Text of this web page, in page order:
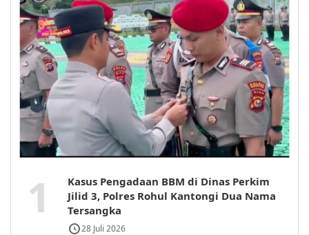
1
Kasus Pengadaan BBM di Dinas Perkim
Jilid 3, Polres Rohul Kantongi Dua Nama
Tersangka
28 Juli 2026